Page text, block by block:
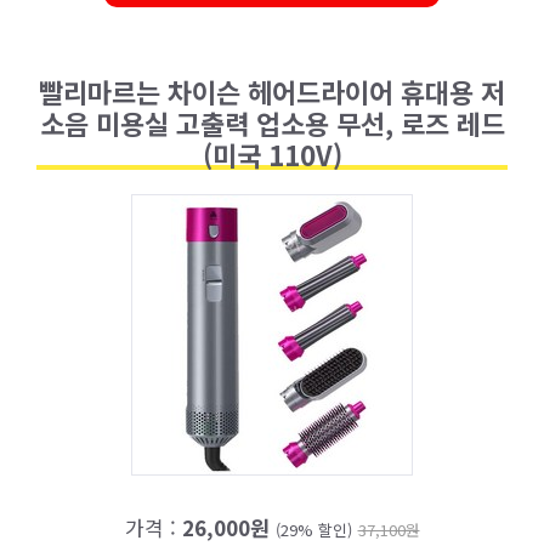
빨리마르는 차이슨 헤어드라이어 휴대용 저
소음 미용실 고출력 업소용 무선, 로즈 레드
(미국 110V)
가격 : 26,000원 (29% 할인) 37,100원